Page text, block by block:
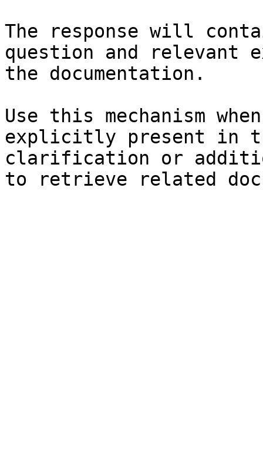
The response will
question and relevant
the documentation.
Use this mechanism
explicitly present in
clarification or